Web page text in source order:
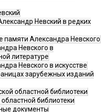
Невский в редких
памяти Александра Невского
Невского в
литературе
Невского в искусстве
зарубежных изданий
областной библиотеки
библиотеки
документы